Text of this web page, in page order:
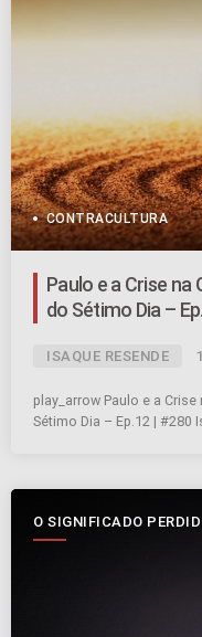
CONTRACULTURA
Paulo e a Crise na
do Sétimo Dia –
ISAQUE RESENDE
play_arrow Paulo e a
Sétimo Dia – Ep.12 | #280
O SIGNIFICADO
SÉTIMO DIA